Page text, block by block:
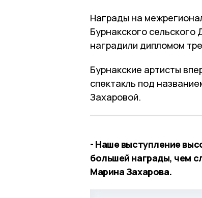
Награды на
Бурнакского
наградили дипломом
Бурнакские артисты
спектакль под
Захаровой.
- Наше выступление
большей награды, чем
Марина Захарова.